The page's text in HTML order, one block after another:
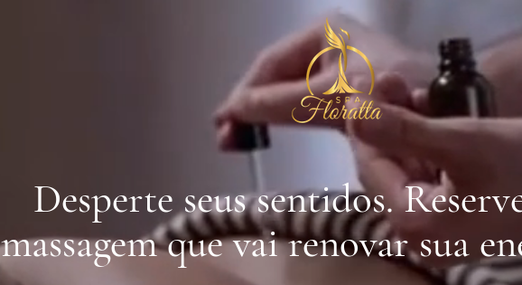
Desperte seus sentidos.
massagem que vai renovar sua